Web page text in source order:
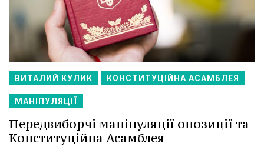
ВИТАЛИЙ КУЛИК КОНСТИТУЦІЙНА АСАМБЛЕЯ
МАНІПУЛЯЦІЇ
Передвиборчі маніпуляції опозиції та
Конституційна Асамблея